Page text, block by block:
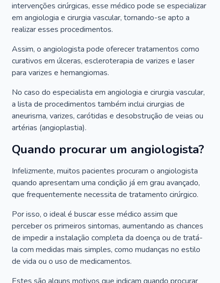
intervenções cirúrgicas, esse médico pode se especializar
em angiologia e cirurgia vascular, tornando-se apto a
realizar esses procedimentos.
Assim, o angiologista pode oferecer tratamentos como
curativos em úlceras, escleroterapia de varizes e laser
para varizes e hemangiomas.
No caso do especialista em angiologia e cirurgia vascular,
a lista de procedimentos também inclui cirurgias de
aneurisma, varizes, carótidas e desobstrução de veias ou
artérias (angioplastia).
Quando procurar um angiologista?
Infelizmente, muitos pacientes procuram o angiologista
quando apresentam uma condição já em grau avançado,
que frequentemente necessita de tratamento cirúrgico.
Por isso, o ideal é buscar esse médico assim que
perceber os primeiros sintomas, aumentando as chances
de impedir a instalação completa da doença ou de tratá-
la com medidas mais simples, como mudanças no estilo
de vida ou o uso de medicamentos.